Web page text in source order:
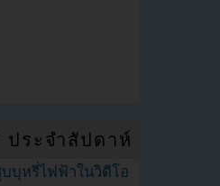
ระจำสัปดาห์
บุหรี่ไฟฟ้าในวิดีโอ